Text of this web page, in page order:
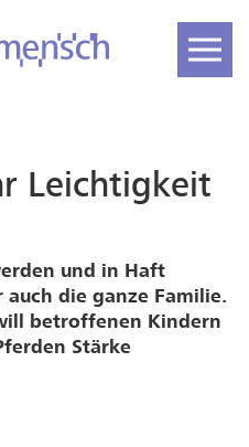
Leichtigkeit
und in Haft
die ganze Familie.
betroffenen Kindern
Stärke